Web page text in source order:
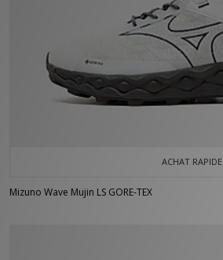
ACHAT RAPIDE
Mizuno Wave Mujin LS GORE-TEX